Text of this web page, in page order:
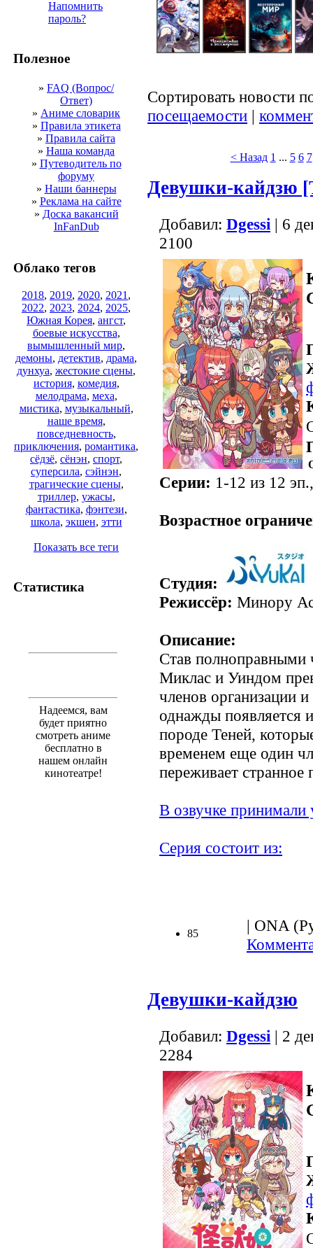
Напомнить
пароль?
Полезное
» FAQ (Вопрос/
Ответ)
» Аниме словарик
» Правила этикета
» Правила сайта
» Наша команда
» Путеводитель по
форуму
» Наши баннеры
» Реклама на сайте
» Доска вакансий
InFanDub
Облако тегов
2018, 2019, 2020, 2021 ,
2022, 2023, 2024, 2025,
Южная Корея, ангст,
боевые искусства,
вымышленный мир,
демоны, детектив, драма,
дунхуа, жестокие сцены,
история, комедия,
мелодрама, меха,
мистика, музыкальный,
наше время,
повседневность,
приключения, романтика,
сёдзё, сёнэн, спорт,
суперсила, сэйнэн,
трагические сцены,
триллер, ужасы,
фантастика, фэнтези,
школа, экшен, этти
Показать все теги
Статистика
Надеемся, вам
будет приятно
смотреть аниме
бесплатно в
нашем онлайн
кинотеатре!
Сортировать новости
посещаемости |
< Назад 1 ... 5 6 7
Девушки-кайдзю
Добавил: Dgessi | 6
2100
Серии: 1-12 из 12
Возрастное
Студия:
Режиссёр: Минору
Описание:
Став
Миклас и Уиндом
членов организации
однажды появляется
породе Теней,
временем еще один
переживает странное
В озвучке принимали
Серия состоит из:
85
| ONA
Девушки-кайдзю
Добавил: Dgessi | 2
2284